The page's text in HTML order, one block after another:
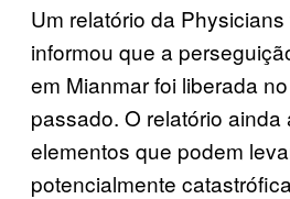
Um relatório da
informou que a
em Mianmar foi liberada
passado. O relatório ainda
elementos que podem
potencialmente